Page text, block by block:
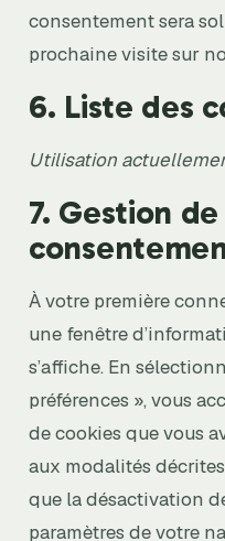
consentement sera
prochaine visite sur
6. Liste des
Utilisation
7. Gestion
À votre première
une fenêtre
s’affiche. En
préférences », vous
de cookies que vous
aux modalités
que la désactivation
paramètres de votre